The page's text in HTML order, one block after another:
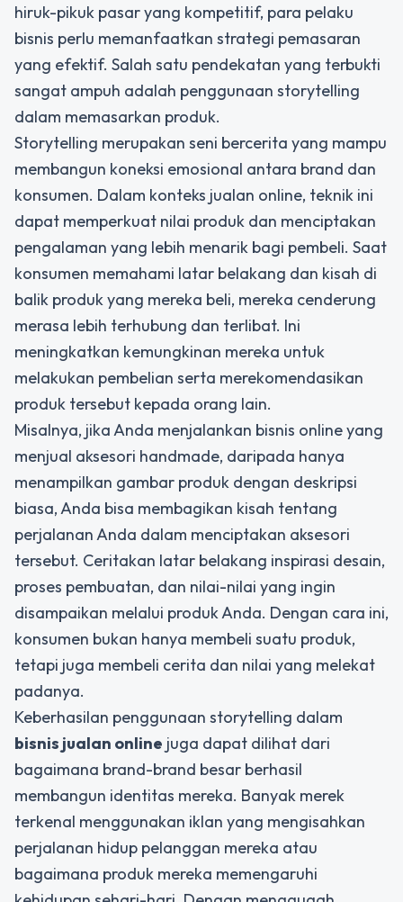
hiruk-pikuk pasar yang kompetitif, para pelaku
bisnis perlu memanfaatkan strategi pemasaran
yang efektif. Salah satu pendekatan yang terbukti
sangat ampuh adalah penggunaan storytelling
dalam memasarkan produk.
Storytelling merupakan seni bercerita yang mampu
membangun koneksi emosional antara brand dan
konsumen. Dalam konteks jualan online, teknik ini
dapat memperkuat nilai produk dan menciptakan
pengalaman yang lebih menarik bagi pembeli. Saat
konsumen memahami latar belakang dan kisah di
balik produk yang mereka beli, mereka cenderung
merasa lebih terhubung dan terlibat. Ini
meningkatkan kemungkinan mereka untuk
melakukan pembelian serta merekomendasikan
produk tersebut kepada orang lain.
Misalnya, jika Anda menjalankan bisnis online yang
menjual aksesori handmade, daripada hanya
menampilkan gambar produk dengan deskripsi
biasa, Anda bisa membagikan kisah tentang
perjalanan Anda dalam menciptakan aksesori
tersebut. Ceritakan latar belakang inspirasi desain,
proses pembuatan, dan nilai-nilai yang ingin
disampaikan melalui produk Anda. Dengan cara ini,
konsumen bukan hanya membeli suatu produk,
tetapi juga membeli cerita dan nilai yang melekat
padanya.
Keberhasilan penggunaan storytelling dalam
bisnis jualan online juga dapat dilihat dari
bagaimana brand-brand besar berhasil
membangun identitas mereka. Banyak merek
terkenal menggunakan iklan yang mengisahkan
perjalanan hidup pelanggan mereka atau
bagaimana produk mereka memengaruhi